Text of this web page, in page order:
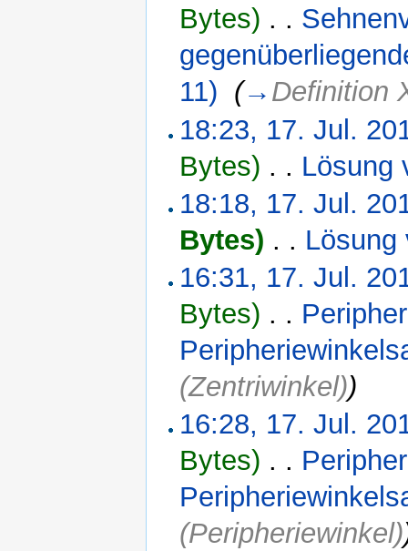
Bytes) . .
11) (→ Definition
18:23, 17. Jul.
Bytes) . . Lösung
18:18, 17. Jul.
Bytes) . . Lösung
16:31, 17. Jul.
Bytes) . .
(Zentriwinkel))
16:28, 17. Jul.
Bytes) . .
(Peripheriewinkel)